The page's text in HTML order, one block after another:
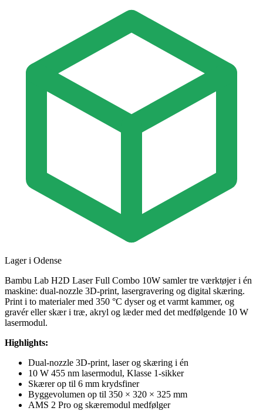
Lager i Odense
Bambu Lab H2D Laser Full Combo 10W samler tre værktøjer i én
maskine: dual-nozzle 3D-print, lasergravering og digital skæring.
Print i to materialer med 350 °C dyser og et varmt kammer, og
gravér eller skær i træ, akryl og læder med det medfølgende 10 W
lasermodul.
Highlights:
Dual-nozzle 3D-print, laser og skæring i én
10 W 455 nm lasermodul, Klasse 1-sikker
Skærer op til 6 mm krydsfiner
Byggevolumen op til 350 × 320 × 325 mm
AMS 2 Pro og skæremodul medfølger